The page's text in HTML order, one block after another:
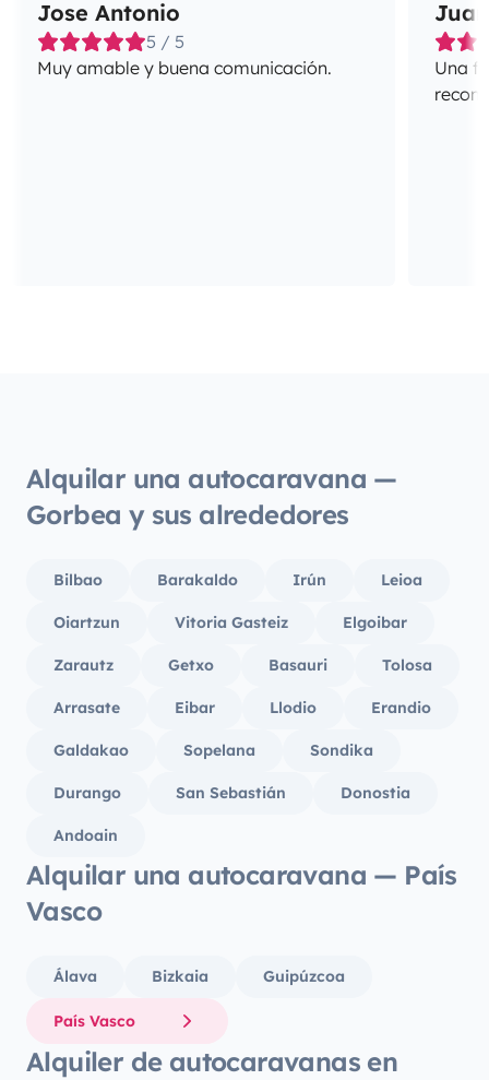
Jose Antonio
5 / 5
Muy amable y buena comunicación.
Una
Alquilar una autocaravana —
Gorbea y sus alrededores
Bilbao Barakaldo Irún Leioa
Oiartzun Vitoria Gasteiz Elgoibar
Zarautz Getxo Basauri Tolosa
Arrasate Eibar Llodio Erandio
Galdakao Sopelana Sondika
Durango San Sebastián Donostia
Andoain
Alquilar una autocaravana — País
Vasco
Álava Bizkaia Guipúzcoa
País Vasco
Alquiler de autocaravanas en